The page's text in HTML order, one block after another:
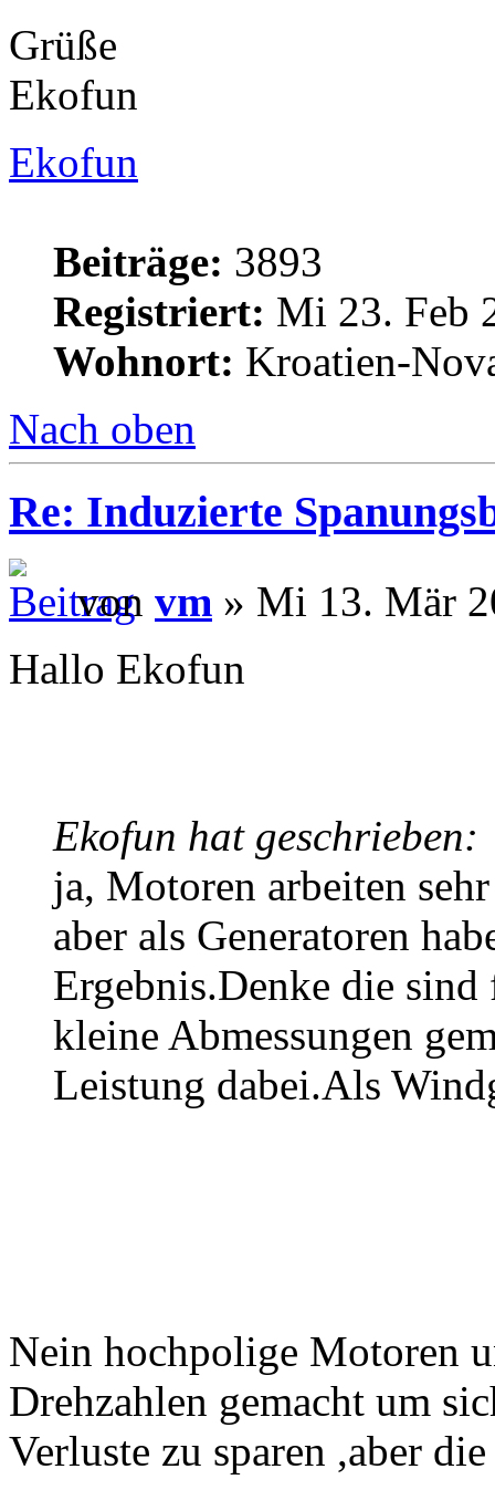
Grüße
Ekofun
Ekofun
Beiträge: 3893
Registriert: Mi 23. Feb
Wohnort: Kroatien-
Nach oben
Re: Induzierte
von vm » Mi 13. Mär
Hallo Ekofun
Ekofun hat geschrieben:
ja, Motoren arbeiten
aber als Generatoren
Ergebnis.Denke die
kleine Abmessungen
Leistung dabei.Als
Nein hochpolige Motoren
Drehzahlen gemacht um
Verluste zu sparen ,aber